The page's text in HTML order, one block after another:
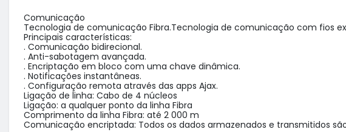
Comunicação
Tecnologia de comunicação Fibra.Tecnologia de comunicação com fios
Principais características:
. Comunicação bidirecional.
. Anti-sabotagem avançada.
. Encriptação em bloco com uma chave dinâmica.
. Notificações instantâneas.
. Configuração remota através das apps Ajax.
Ligação de linha: Cabo de 4 núcleos
Ligação: a qualquer ponto da linha Fibra
Comprimento da linha Fibra: até 2 000 m
Comunicação encriptada: Todos os dados armazenados e transmitidos